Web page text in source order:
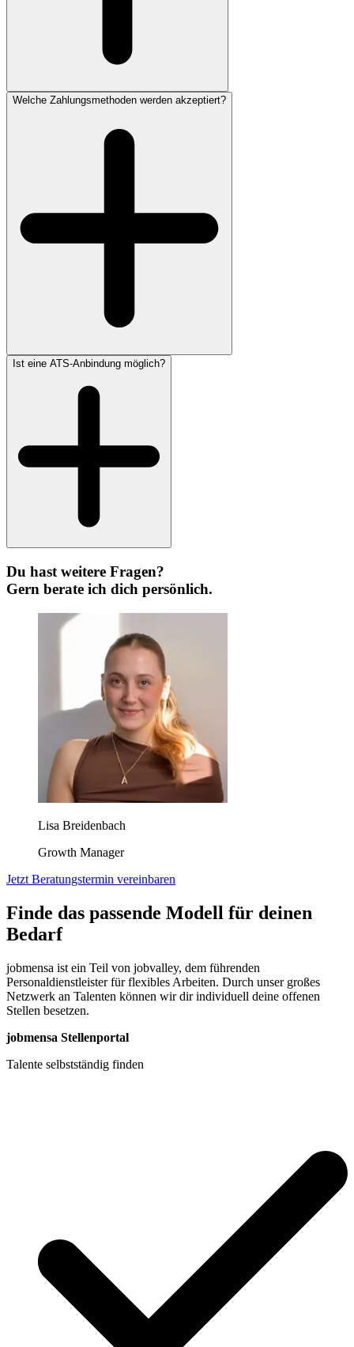
Welche Zahlungsmethoden werden akzeptiert?
Ist eine ATS-Anbindung möglich?
Du hast weitere Fragen?
Gern berate ich dich persönlich.
Lisa Breidenbach
Growth Manager
Jetzt Beratungstermin vereinbaren
Finde das passende Modell für deinen
Bedarf
jobmensa ist ein Teil von jobvalley, dem führenden
Personaldienstleister für flexibles Arbeiten. Durch unser großes
Netzwerk an Talenten können wir dir individuell deine offenen
Stellen besetzen.
jobmensa Stellenportal
Talente selbstständig finden